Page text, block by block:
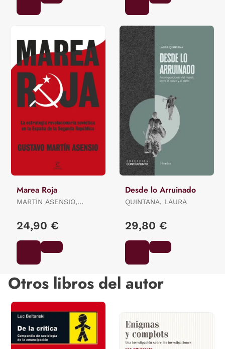
Marea Roja
MARTÍN ASENSIO,
24,90 €
Desde lo Arruinado
QUINTANA, LAURA
29,80 €
Otros libros del autor